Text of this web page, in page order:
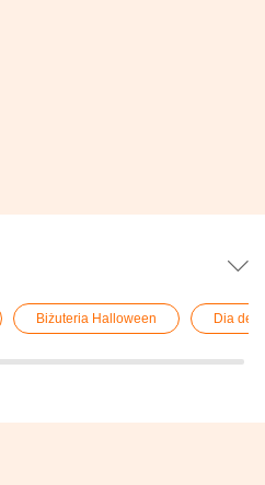
Biżuteria Halloween Dia de